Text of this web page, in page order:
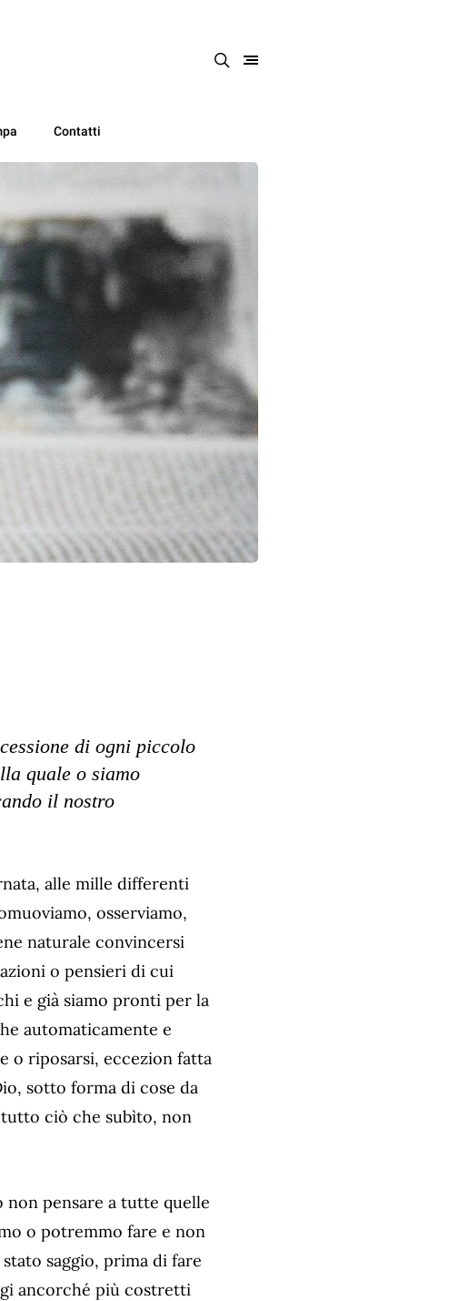
Contatti
di ogni piccolo
quale o siamo
il nostro
alle mille differenti
osserviamo,
naturale convincersi
o pensieri di cui
e già siamo pronti per la
automaticamente e
o riposarsi, eccezion fatta
sotto forma di cose da
ciò che subìto, non
non pensare a tutte quelle
o potremmo fare e non
saggio, prima di fare
ancorché più costretti